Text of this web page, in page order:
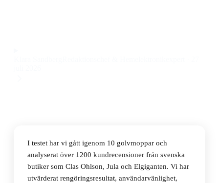
I testet har vi gått igenom 10 golvmoppar och
analyserat över 1200 kundrecensioner från svenska
butiker som Clas Ohlson, Jula och Elgiganten. Vi har
utvärderat rengöringsresultat, användarvänlighet,